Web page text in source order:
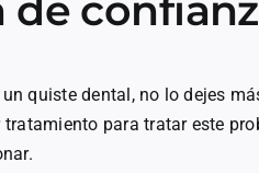
quiste dental, no lo dejes
para tratar este